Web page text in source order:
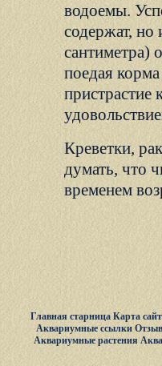
водоемы.
содержат,
сантиметра)
поедая
пристрастие
Креветки,
думать, что
временем
Главная старница Карта
Аквариумные ссылки
Аквариумные растения